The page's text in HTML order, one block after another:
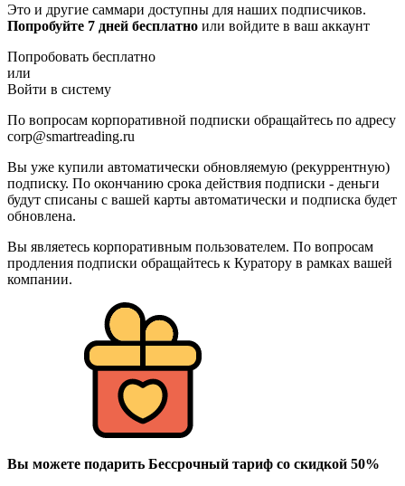
Это и другие саммари доступны для наших подписчиков.
Попробуйте 7 дней бесплатно или войдите в ваш аккаунт
Попробовать бесплатно
или
Войти в систему
По вопросам корпоративной подписки обращайтесь по адресу
corp@smartreading.ru
Вы уже купили автоматически обновляемую (рекуррентную)
подписку. По окончанию срока действия подписки - деньги
будут списаны с вашей карты автоматически и подписка будет
обновлена.
Вы являетесь корпоративным пользователем. По вопросам
продления подписки обращайтесь к Куратору в рамках вашей
компании.
Вы можете подарить Бессрочный тариф со скидкой 50%